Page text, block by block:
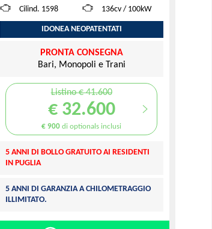
Cilind. 1598
136cv / 100kW
IDONEA NEOPATENTATI
PRONTA CONSEGNA
Bari, Monopoli e Trani
Listino € 41.600
€ 32.600
€ 900 di optionals inclusi
5 ANNI DI BOLLO GRATUITO AI RESIDENTI
IN PUGLIA
5 ANNI DI GARANZIA A CHILOMETRAGGIO
ILLIMITATO.